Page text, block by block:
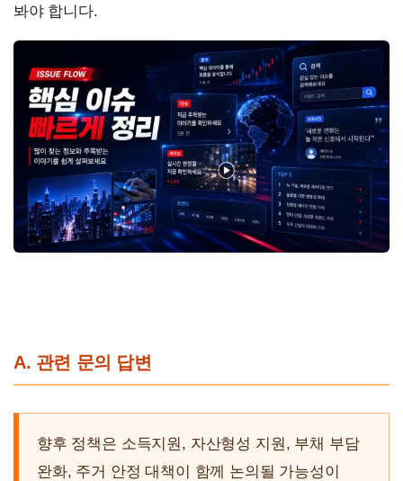
봐야 합니다.
A. 관련 문의 답변
향후 정책은 소득지원, 자산형성 지원, 부채 부담
완화, 주거 안정 대책이 함께 논의될 가능성이